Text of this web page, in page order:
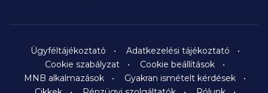
Ügyféltájékoztató
Adatkezelési tájékoztató
Cookie szabályzat
Cookie beállítások
MNB alkalmazások
Gyakran ismételt kérdések